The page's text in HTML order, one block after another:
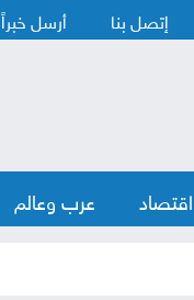
إتصل بنا أرسل خبراً
اقتصاد عرب وعالم